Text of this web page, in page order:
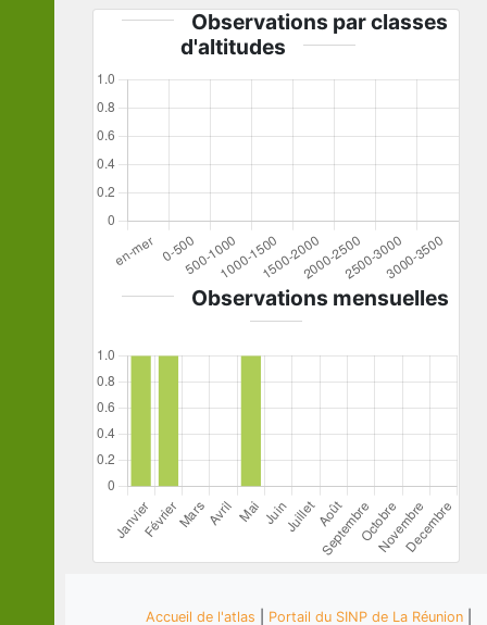
Observations par classes
d'altitudes
Observations mensuelles
Accueil de l'atlas Portail du SINP de La Réunion